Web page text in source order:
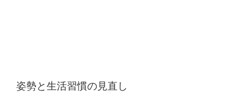
姿勢と生活習慣の見直し